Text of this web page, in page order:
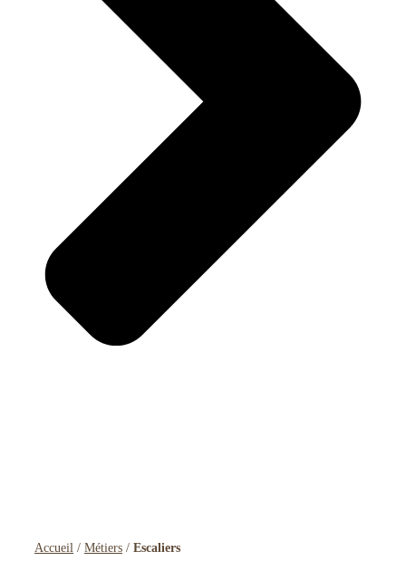
Accueil / Métiers / Escaliers